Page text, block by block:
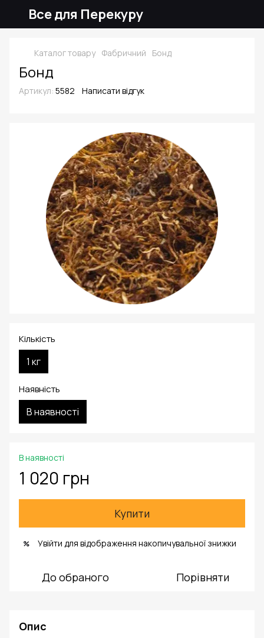
Все для Перекуру
Каталог товару Фабричний Бонд
Бонд
Артикул: 5582 Написати відгук
Кількість
1 кг
Наявність
В наявності
В наявності
1 020 грн
Купити
% Увійти для відображення накопичувальної знижки
До обраного Порівняти
Опис